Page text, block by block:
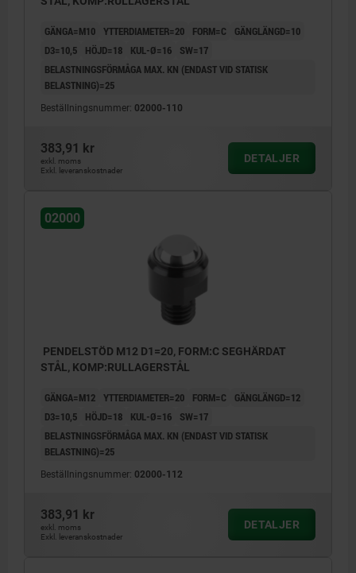
Form G: med passningsfäste, kula avplanad,
plan
Form H: presspassning , kula avplanad, med
POM insats
Form J: med passningsfäste, kula avplanad,
Form K: presspassning, kula avplanad, med
GÄNGA=M10 YTTERDIAMETER=20 FORM=C
GÄNGLÄNGD=10
D3=10,5
HÖJD=18 KUL-Ø=16
SW=17
BELASTNINGSFÖRMÅGA MAX. KN (ENDAST VID STATISK
BELASTNING)=25
Beställningsnummer: 02000-110
383,91 kr
exkl. moms
Exkl. leveranskostnader
DETALJER
02000
PENDELSTÖD M12 D1=20, FORM:C SEGHÄRDAT
STÅL, KOMP:RULLAGERSTÅL
GÄNGA=M12 YTTERDIAMETER=20 FORM=C
GÄNGLÄNGD=12
D3=10,5
HÖJD=18 KUL-Ø=16
SW=17
BELASTNINGSFÖRMÅGA MAX. KN (ENDAST VID STATISK
BELASTNING)=25
Beställningsnummer: 02000-112
383,91 kr
exkl. moms
Exkl. leveranskostnader
DETALJER